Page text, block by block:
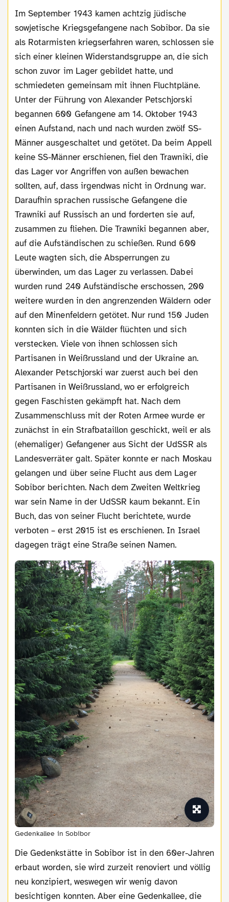
Im September 1943 kamen achtzig jüdische
sowjetische Kriegsgefangene nach Sobibor. Da sie
als Rotarmisten kriegserfahren waren, schlossen sie
sich einer kleinen Widerstandsgruppe an, die sich
schon zuvor im Lager gebildet hatte, und
schmiedeten gemeinsam mit ihnen Fluchtpläne.
Unter der Führung von Alexander Petschjorski
begannen 600 Gefangene am 14. Oktober 1943
einen Aufstand, nach und nach wurden zwölf SS-
Männer ausgeschaltet und getötet. Da beim Appell
keine SS-Männer erschienen, fiel den Trawniki, die
das Lager vor Angriffen von außen bewachen
sollten, auf, dass irgendwas nicht in Ordnung war.
Daraufhin sprachen russische Gefangene die
Trawniki auf Russisch an und forderten sie auf,
zusammen zu fliehen. Die Trawniki begannen aber,
auf die Aufständischen zu schießen. Rund 600
Leute wagten sich, die Absperrungen zu
überwinden, um das Lager zu verlassen. Dabei
wurden rund 240 Aufständische erschossen, 200
weitere wurden in den angrenzenden Wäldern oder
auf den Minenfeldern getötet. Nur rund 150 Juden
konnten sich in die Wälder flüchten und sich
verstecken. Viele von ihnen schlossen sich
Partisanen in Weißrussland und der Ukraine an.
Alexander Petschjorski war zuerst auch bei den
Partisanen in Weißrussland, wo er erfolgreich
gegen Faschisten gekämpft hat. Nach dem
Zusammenschluss mit der Roten Armee wurde er
zunächst in ein Strafbataillon geschickt, weil er als
(ehemaliger) Gefangener aus Sicht der UdSSR als
Landesverräter galt. Später konnte er nach Moskau
gelangen und über seine Flucht aus dem Lager
Sobibor berichten. Nach dem Zweiten Weltkrieg
war sein Name in der UdSSR kaum bekannt. Ein
Buch, das von seiner Flucht berichtete, wurde
verboten – erst 2015 ist es erschienen. In Israel
dagegen trägt eine Straße seinen Namen.
Gedenkallee in Sobibor
Die Gedenkstätte in Sobibor ist in den 60er-Jahren
erbaut worden, sie wird zurzeit renoviert und völlig
neu konzipiert, weswegen wir wenig davon
besichtigen konnten. Aber eine Gedenkallee, die